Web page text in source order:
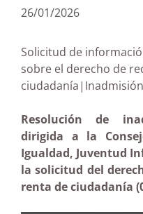
26/01/2026
Solicitud de
sobre el derecho de
Resolución de
dirigida a la
Igualdad, Juventud
la solicitud del
renta de ciudadanía